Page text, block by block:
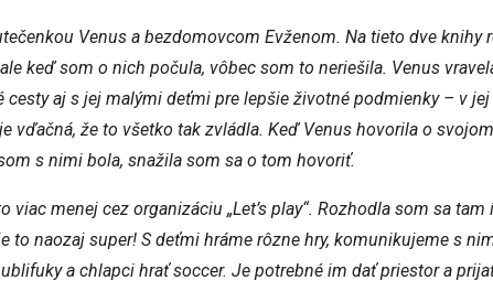
Venus a bezdomovcom Evženom. Na tieto dve knihy
keď som o nich počula, vôbec som to neriešila. Venus
aj s jej malými deťmi pre lepšie životné podmienky – v
vďačná, že to všetko tak zvládla. Keď Venus hovorila o
s nimi bola, snažila som sa o tom hovoriť.
menej cez organizáciu „Let’s play“. Rozhodla som sa
naozaj super! S deťmi hráme rôzne hry, komunikujeme s
a chlapci hrať soccer. Je potrebné im dať priestor a